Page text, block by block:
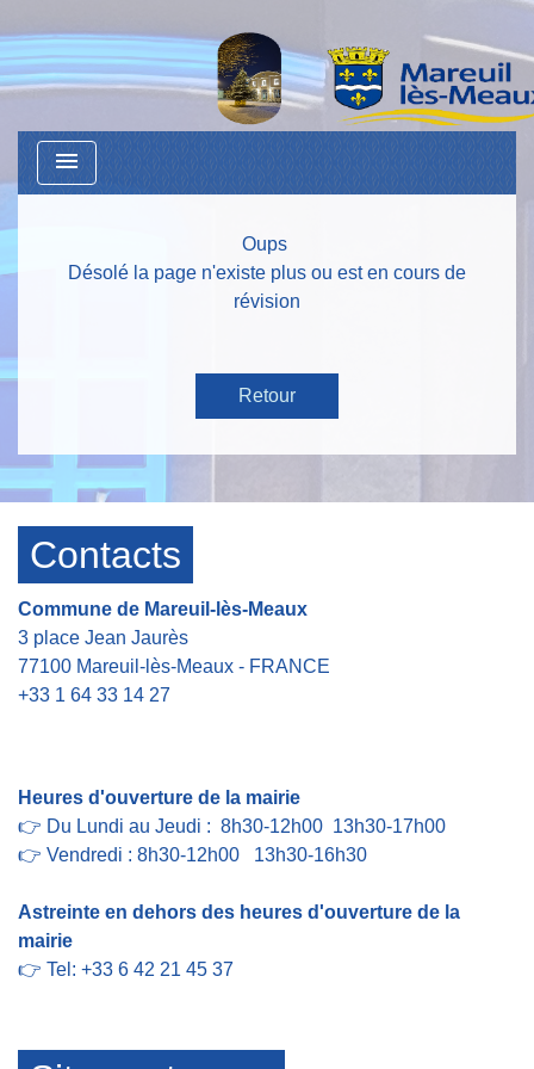
menu
Oups
Désolé la page n'existe plus ou est en cours de
révision
Retour
Contacts
Commune de Mareuil-lès-Meaux
3 place Jean Jaurès
77100 Mareuil-lès-Meaux - FRANCE
+33 1 64 33 14 27
Heures d'ouverture de la mairie
👉 Du Lundi au Jeudi : 8h30-12h00 13h30-17h00
👉 Vendredi : 8h30-12h00 13h30-16h30
Astreinte en dehors des heures d'ouverture de la
mairie
👉 Tel: +33 6 42 21 45 37